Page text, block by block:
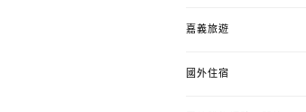
嘉義旅遊
國外住宿